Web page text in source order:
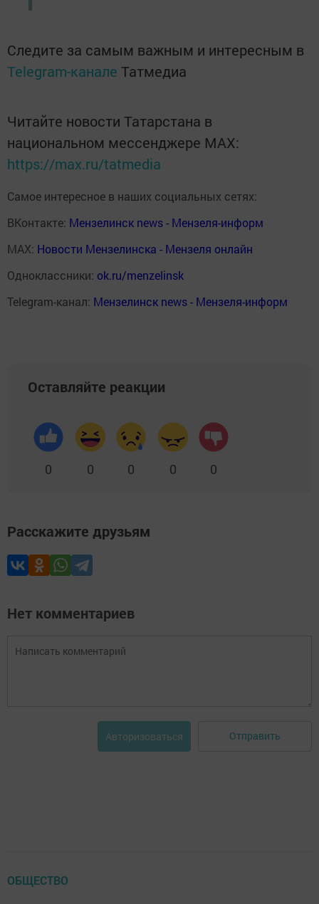
Следите за самым важным и интересным в
Telegram-канале Татмедиа
Читайте новости Татарстана в
национальном мессенджере MАХ:
https://max.ru/tatmedia
Самое интересное в наших социальных сетях:
ВКонтакте: Мензелинск news - Мензеля-информ
MAX: Новости Мензелинска - Мензеля онлайн
Одноклассники: ok.ru/menzelinsk
Telegram-канал: Мензелинск news - Мензеля-информ
Оставляйте реакции
0 0 0 0 0
Расскажите друзьям
Нет комментариев
Авторизоваться Отправить
ОБЩЕСТВО